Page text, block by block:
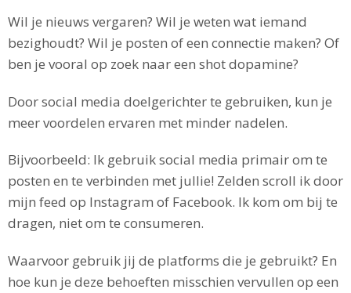
Wil je nieuws vergaren? Wil je weten wat iemand
bezighoudt? Wil je posten of een connectie maken? Of
ben je vooral op zoek naar een shot dopamine?
Door social media doelgerichter te gebruiken, kun je
meer voordelen ervaren met minder nadelen.
Bijvoorbeeld: Ik gebruik social media primair om te
posten en te verbinden met jullie! Zelden scroll ik door
mijn feed op Instagram of Facebook. Ik kom om bij te
dragen, niet om te consumeren.
Waarvoor gebruik jij de platforms die je gebruikt? En
hoe kun je deze behoeften misschien vervullen op een